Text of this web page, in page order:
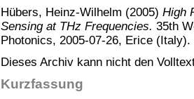
Hübers, Heinz-Wilhelm (2005) High
Sensing at THz Frequencies. 35th
Photonics, 2005-07-26, Erice
Dieses Archiv kann nicht den
Kurzfassung